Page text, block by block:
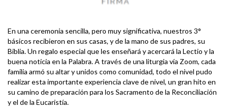
En una ceremonia sencilla, pero muy significativa, nuestros 3°
básicos recibieron en sus casas, y de la mano de sus padres, su
Biblia. Un regalo especial que les enseñará y acercará la Lectio y la
buena noticia en la Palabra. A través de una liturgia vía Zoom, cada
familia armó su altar y unidos como comunidad, todo el nivel pudo
realizar esta importante experiencia clave de nivel, un gran hito en
su camino de preparación para los Sacramento de la Reconciliación
y el de la Eucaristía.